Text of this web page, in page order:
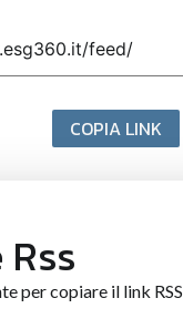
COPIA LINK
per copiare il link RSS